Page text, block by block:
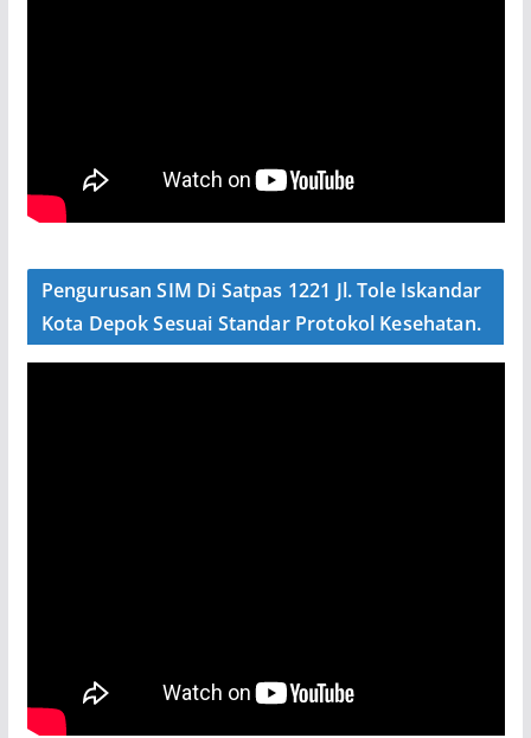
Pengurusan SIM Di Satpas 1221 Jl. Tole Iskandar
Kota Depok Sesuai Standar Protokol Kesehatan.